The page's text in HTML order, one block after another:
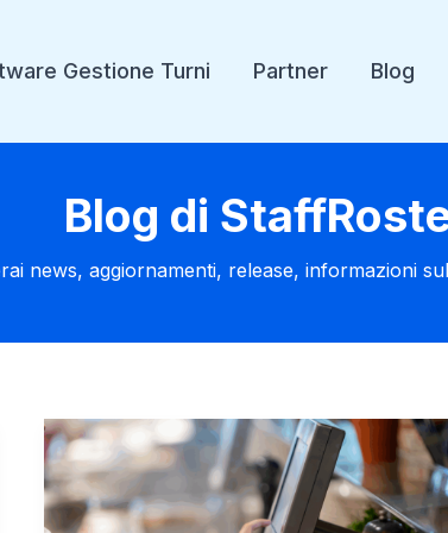
Gestione Turni Partner Blog
Blog di
news, aggiornamenti, release, informazioni